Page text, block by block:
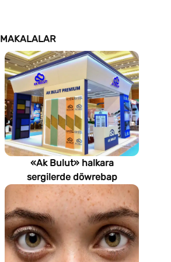
MAKALALAR
«Ak Bulut» halkara
sergilerde döwrebap
gurluşyk çözgütlerini
görkezýär